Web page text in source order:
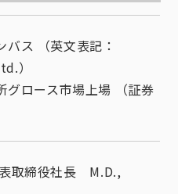
バス （英文表記：
）
グロース市場上場 （証券
取締役社長 M.D.,